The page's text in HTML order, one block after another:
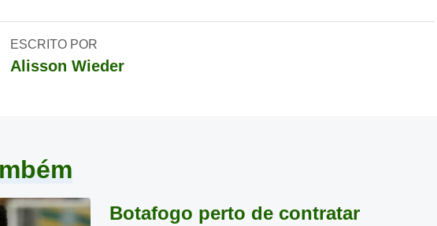
ESCRITO POR
Alisson Wieder
Botafogo perto de contratar